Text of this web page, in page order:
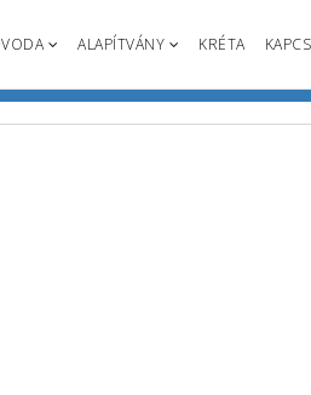
ALAPÍTVÁNY KRÉTA